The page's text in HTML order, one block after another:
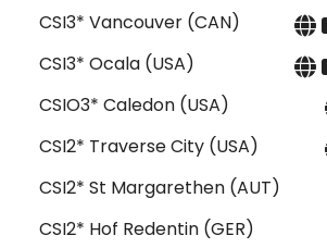
CSI3* Vancouver (CAN)
CSI3* Ocala (USA)
CSIO3* Caledon (USA)
CSI2* Traverse City (USA)
CSI2* St Margarethen (AUT)
CSI2* Hof Redentin (GER)